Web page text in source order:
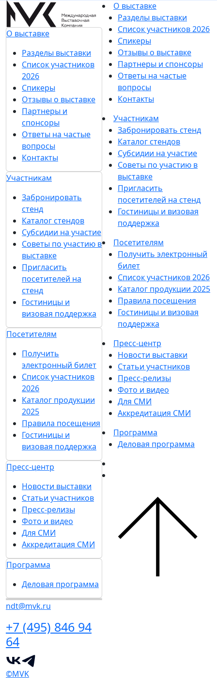
О выставке
Разделы выставки
Список участников
2026
Спикеры
Отзывы о выставке
Партнеры и
спонсоры
Ответы на частые
вопросы
Контакты
Участникам
Забронировать
стенд
Каталог стендов
Субсидии на участие
Советы по участию в
выставке
Пригласить
посетителей на
стенд
Гостиницы и
визовая поддержка
Посетителям
Получить
электронный билет
Список участников
2026
Каталог продукции
2025
Правила посещения
Гостиницы и
визовая поддержка
Пресс-центр
Новости выставки
Статьи участников
Пресс-релизы
Фото и видео
Для СМИ
Аккредитация СМИ
Программа
Деловая программа
ndt@mvk.ru
+7 (495) 846 94
64
О выставке
Разделы выставки
Список участников 2026
Спикеры
Отзывы о выставке
Партнеры и спонсоры
Ответы на частые
вопросы
Контакты
Участникам
Забронировать стенд
Каталог стендов
Субсидии на участие
Советы по участию в
выставке
Пригласить
посетителей на стенд
Гостиницы и визовая
поддержка
Посетителям
Получить электронный
билет
Список участников 2026
Каталог продукции 2025
Правила посещения
Гостиницы и визовая
поддержка
Пресс-центр
Новости выставки
Статьи участников
Пресс-релизы
Фото и видео
Для СМИ
Аккредитация СМИ
Программа
Деловая программа
©MVK